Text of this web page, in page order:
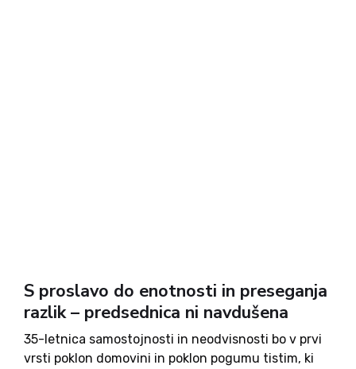
S proslavo do enotnosti in preseganja
razlik – predsednica ni navdušena
35-letnica samostojnosti in neodvisnosti bo v prvi
vrsti poklon domovini in poklon pogumu tistim, ki